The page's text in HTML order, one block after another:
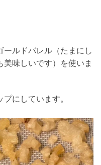
ールドバレル（たまにし
味しいです）を使いま
にしています。